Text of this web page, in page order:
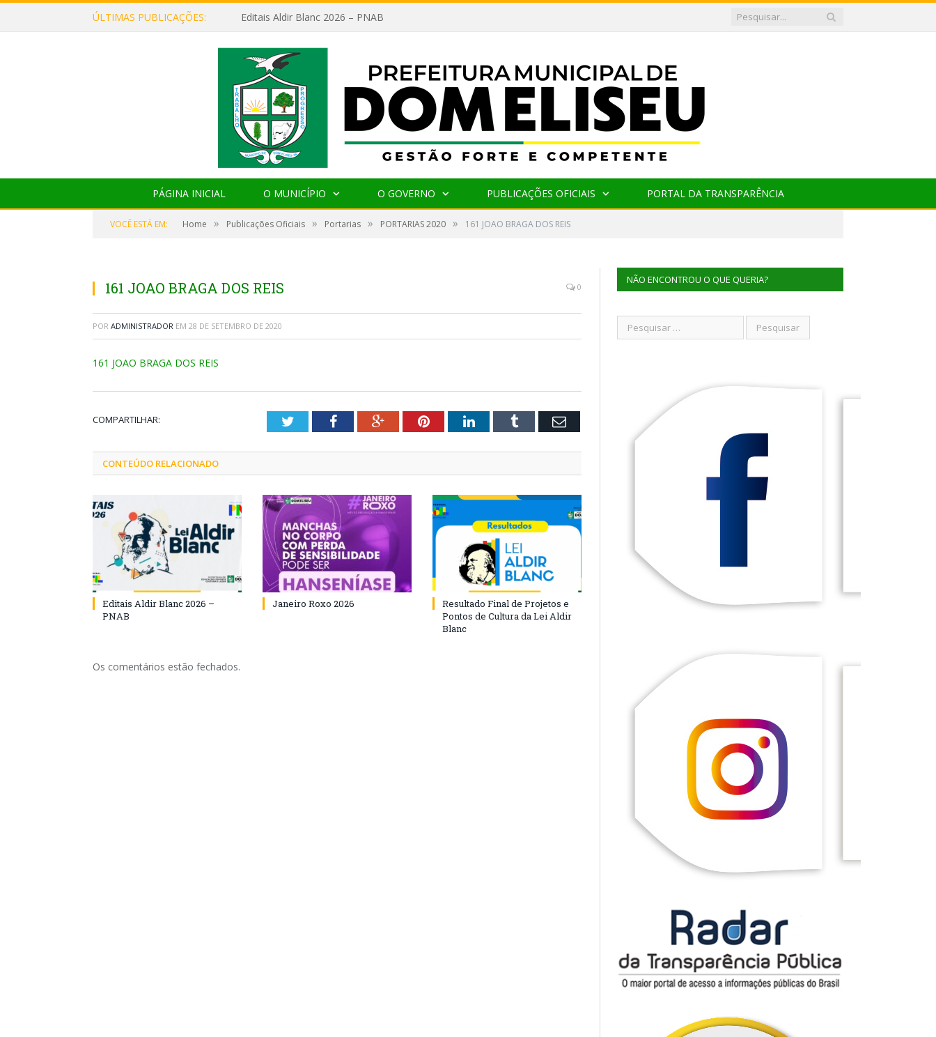
ÚLTIMAS PUBLICAÇÕES: Editais Aldir Blanc 2026 – PNAB
PÁGINA INICIAL O MUNICÍPIO O GOVERNO PUBLICAÇÕES OFICIAIS PORTAL DA TRANSPARÊNCIA
VOCÊ ESTÁ EM: Home » Publicações Oficiais » Portarias » PORTARIAS 2020 » 161 JOAO BRAGA DOS REIS
161 JOAO BRAGA DOS REIS 0
POR ADMINISTRADOR EM 28 DE SETEMBRO DE 2020
161 JOAO BRAGA DOS REIS
COMPARTILHAR: TwitterFacebookGoogle+PinterestLinkedInTumblr Email
CONTEÚDO RELACIONADO
Editais Aldir Blanc 2026 –
PNAB
Janeiro Roxo 2026
Resultado Final de Projetos e
Pontos de Cultura da Lei Aldir
Blanc
Os comentários estão fechados.
NÃO ENCONTROU O QUE QUERIA?